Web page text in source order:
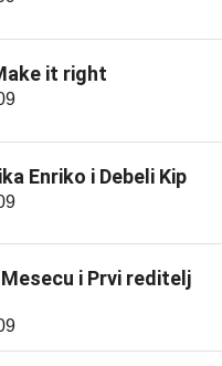
it right
Enriko i Debeli Kip
i Prvi reditelj